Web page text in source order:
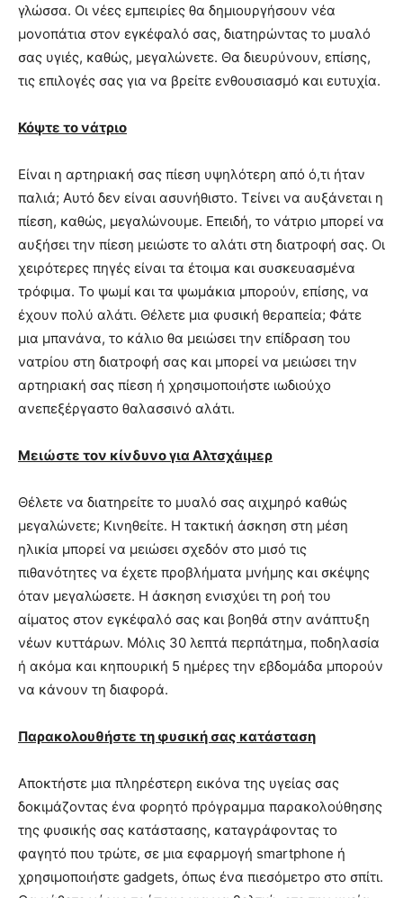
γλώσσα. Οι νέες εμπειρίες θα δημιουργήσουν νέα
μονοπάτια στον εγκέφαλό σας, διατηρώντας το μυαλό
σας υγιές, καθώς, μεγαλώνετε. Θα διευρύνουν, επίσης,
τις επιλογές σας για να βρείτε ενθουσιασμό και ευτυχία.
Κόψτε το νάτριο
Είναι η αρτηριακή σας πίεση υψηλότερη από ό,τι ήταν
παλιά; Αυτό δεν είναι ασυνήθιστο. Τείνει να αυξάνεται η
πίεση, καθώς, μεγαλώνουμε. Επειδή, το νάτριο μπορεί να
αυξήσει την πίεση μειώστε το αλάτι στη διατροφή σας. Οι
χειρότερες πηγές είναι τα έτοιμα και συσκευασμένα
τρόφιμα. Το ψωμί και τα ψωμάκια μπορούν, επίσης, να
έχουν πολύ αλάτι. Θέλετε μια φυσική θεραπεία; Φάτε
μια μπανάνα, το κάλιο θα μειώσει την επίδραση του
νατρίου στη διατροφή σας και μπορεί να μειώσει την
αρτηριακή σας πίεση ή χρησιμοποιήστε ιωδιούχο
ανεπεξέργαστο θαλασσινό αλάτι.
Μειώστε τον κίνδυνο για Αλτσχάιμερ
Θέλετε να διατηρείτε το μυαλό σας αιχμηρό καθώς
μεγαλώνετε; Κινηθείτε. Η τακτική άσκηση στη μέση
ηλικία μπορεί να μειώσει σχεδόν στο μισό τις
πιθανότητες να έχετε προβλήματα μνήμης και σκέψης
όταν μεγαλώσετε. Η άσκηση ενισχύει τη ροή του
αίματος στον εγκέφαλό σας και βοηθά στην ανάπτυξη
νέων κυττάρων. Μόλις 30 λεπτά περπάτημα, ποδηλασία
ή ακόμα και κηπουρική 5 ημέρες την εβδομάδα μπορούν
να κάνουν τη διαφορά.
Παρακολουθήστε τη φυσική σας κατάσταση
Αποκτήστε μια πληρέστερη εικόνα της υγείας σας
δοκιμάζοντας ένα φορητό πρόγραμμα παρακολούθησης
της φυσικής σας κατάστασης, καταγράφοντας το
φαγητό που τρώτε, σε μια εφαρμογή smartphone ή
χρησιμοποιήστε gadgets, όπως ένα πιεσόμετρο στο σπίτι.